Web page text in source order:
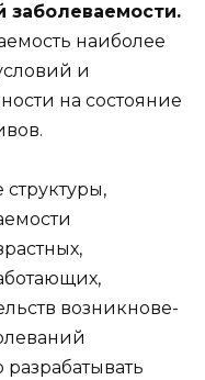
заболеваемости.
наиболее
и
на состояние
возникнове-